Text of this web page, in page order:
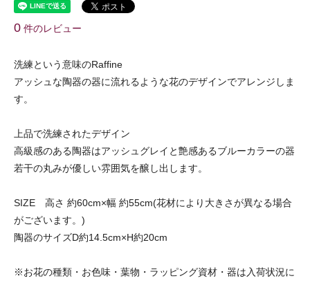
0 件のレビュー
洗練という意味のRaffine
アッシュな陶器の器に流れるような花のデザインでアレンジしま
す。
上品で洗練されたデザイン
高級感のある陶器はアッシュグレイと艶感あるブルーカラーの器
若干の丸みが優しい雰囲気を醸し出します。
SIZE 高さ 約60cm×幅 約55cm(花材により大きさが異なる場合
がございます。)
陶器のサイズD約14.5cm×H約20cm
※お花の種類・お色味・葉物・ラッピング資材・器は入荷状況に